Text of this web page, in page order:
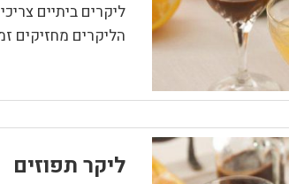
ליקרים ביתיים
הליקרים מחזיקים
ליקר תפוזים